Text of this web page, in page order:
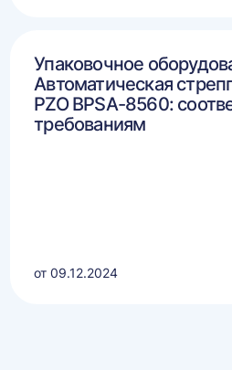
Упаковочное
Автоматическая
PZO BPSA-8560:
требованиям
от 09.12.2024